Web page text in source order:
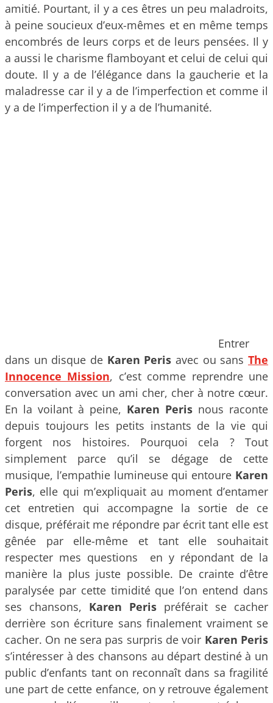
amitié. Pourtant, il y a ces êtres un peu maladroits,
à peine soucieux d’eux-mêmes et en même temps
encombrés de leurs corps et de leurs pensées. Il y
a aussi le charisme flamboyant et celui de celui qui
doute. Il y a de l’élégance dans la gaucherie et la
maladresse car il y a de l’imperfection et comme il
y a de l’imperfection il y a de l’humanité.
Entrer
dans un disque de Karen Peris avec ou sansThe
Innocence Mission, c’est comme reprendre une
conversation avec un ami cher, cher à notre cœur.
En la voilant à peine, Karen Peris nous raconte
depuis toujours les petits instants de la vie qui
forgent nos histoires. Pourquoi cela ? Tout
simplement parce qu’il se dégage de cette
musique, l’empathie lumineuse qui entoure Karen
Peris, elle qui m’expliquait au moment d’entamer
cet entretien qui accompagne la sortie de ce
disque, préférait me répondre par écrit tant elle est
gênée par elle-même et tant elle souhaitait
respecter mes questions en y répondant de la
manière la plus juste possible. De crainte d’être
paralysée par cette timidité que l’on entend dans
ses chansons, Karen Peris préférait se cacher
derrière son écriture sans finalement vraiment se
cacher. On ne sera pas surpris de voir Karen Peris
s’intéresser à des chansons au départ destiné à un
public d’enfants tant on reconnaît dans sa fragilité
une part de cette enfance, on y retrouve également